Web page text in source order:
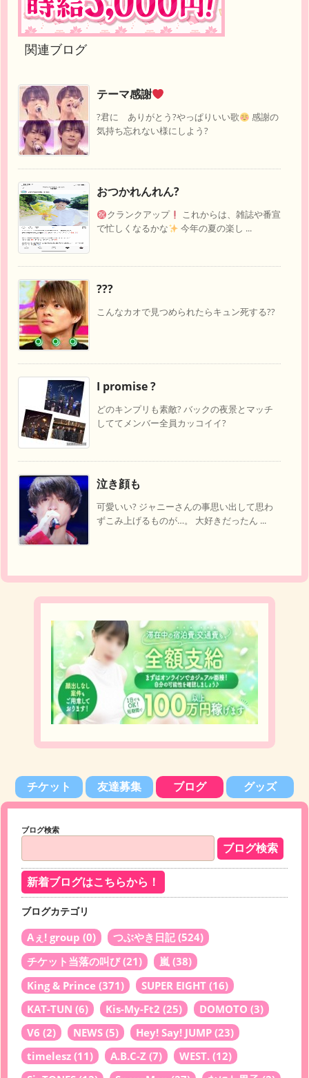
関連ブログ
テーマ感謝
?君に ありがとう?やっぱりいい歌
感謝の
気持ち忘れない様にしよう?
おつかれんれん?
クランクアップ
これからは、雑誌や番宣
で忙しくなるかな
今年の夏の楽し ...
???
こんなカオで見つめられたらキュン死する??
I promise ?
どのキンプリも素敵? バックの夜景とマッチ
しててメンバー全員カッコイイ?
泣き顔も
可愛いい? ジャニーさんの事思い出して思わ
ずこみ上げるものが…。 大好きだったん ...
チケット 友達募集 ブログ グッズ
ブログ検索
新着ブログはこちらから！
ブログカテゴリ
Aぇ! group (0) つぶやき日記(524)
チケット当落の叫び(21) 嵐 (38)
King & Prince (371) SUPER EIGHT (16)
KAT-TUN (6) Kis-My-Ft2 (25) DOMOTO (3)
V6 (2) NEWS (5) Hey! Say! JUMP (23)
timelesz (11) A.B.C-Z (7) WEST. (12)